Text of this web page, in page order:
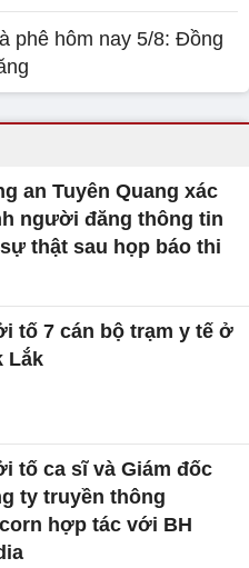
phê hôm nay 5/8: Đồng
an Tuyên Quang xác
người đăng thông tin
thật sau họp báo thi
tố 7 cán bộ trạm y tế ở
Lắk
tố ca sĩ và Giám đốc
ty truyền thông
hợp tác với BH